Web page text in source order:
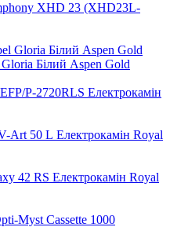
XHD 23 (XHD23L-
Білий Aspen Gold
Електрокамін
Електрокамін Royal
Електрокамін Royal